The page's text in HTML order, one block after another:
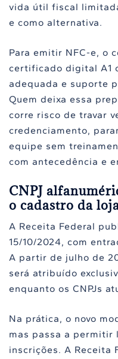
vida útil fiscal
e como alternativa.
Para emitir NFC-e, o
certificado digital A1
adequada e suporte
Quem deixa essa
corre risco de travar
credenciamento,
equipe sem
com antecedência e
CNPJ
o cadastro da
A Receita Federal
15/10/2024, com
A partir de julho de
será atribuído
enquanto os CNPJs
Na prática, o novo
mas passa a permitir
inscrições. A Receita